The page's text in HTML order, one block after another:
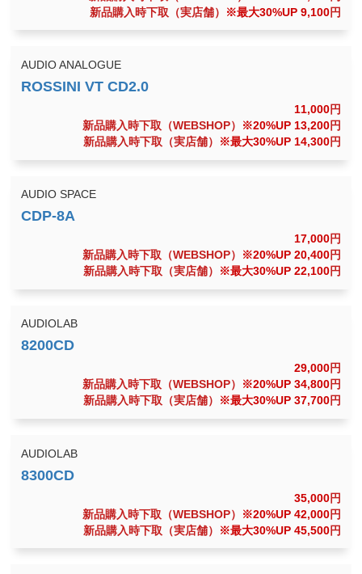
新品購入時下取（実店舗）
※最大30%UP 9,100円
AUDIO ANALOGUE
11,000円
新品購入時下取（WEBSHOP）
※20%UP 13,200円
新品購入時下取（実店舗）
※最大30%UP 14,300円
AUDIO SPACE
17,000円
新品購入時下取（WEBSHOP）
※20%UP 20,400円
新品購入時下取（実店舗）
※最大30%UP 22,100円
AUDIOLAB
29,000円
新品購入時下取（WEBSHOP）
※20%UP 34,800円
新品購入時下取（実店舗）
※最大30%UP 37,700円
AUDIOLAB
35,000円
新品購入時下取（WEBSHOP）
※20%UP 42,000円
新品購入時下取（実店舗）
※最大30%UP 45,500円